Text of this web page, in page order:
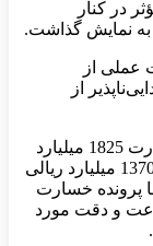
در کنار
به نمایش گذاشت.
عملی از
از
برهمین اساس پیش از این نیز بیمه سامان خسارت 1825 میلیارد
ریالی شرکت «سامان سپهر سولان»، خسارت 1370 میلیارد ریالی
پرونده خسارت
و دقت مورد